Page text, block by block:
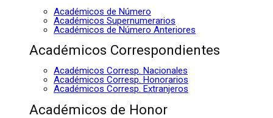
Académicos de Número
Académicos Supernumerarios
Académicos de Número Anteriores
Académicos Correspondientes
Académicos Corresp. Nacionales
Académicos Corresp. Honorarios
Académicos Corresp. Extranjeros
Académicos de Honor